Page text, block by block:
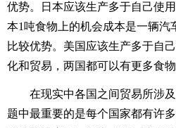
优势。日本应该生产多于自己使
本1吨食物上的机会成本是一辆
比较优势。美国应该生产多于自
化和贸易，两国都可以有更多食物
在现实中各国之间贸易所涉
题中最重要的是每个国家都有许